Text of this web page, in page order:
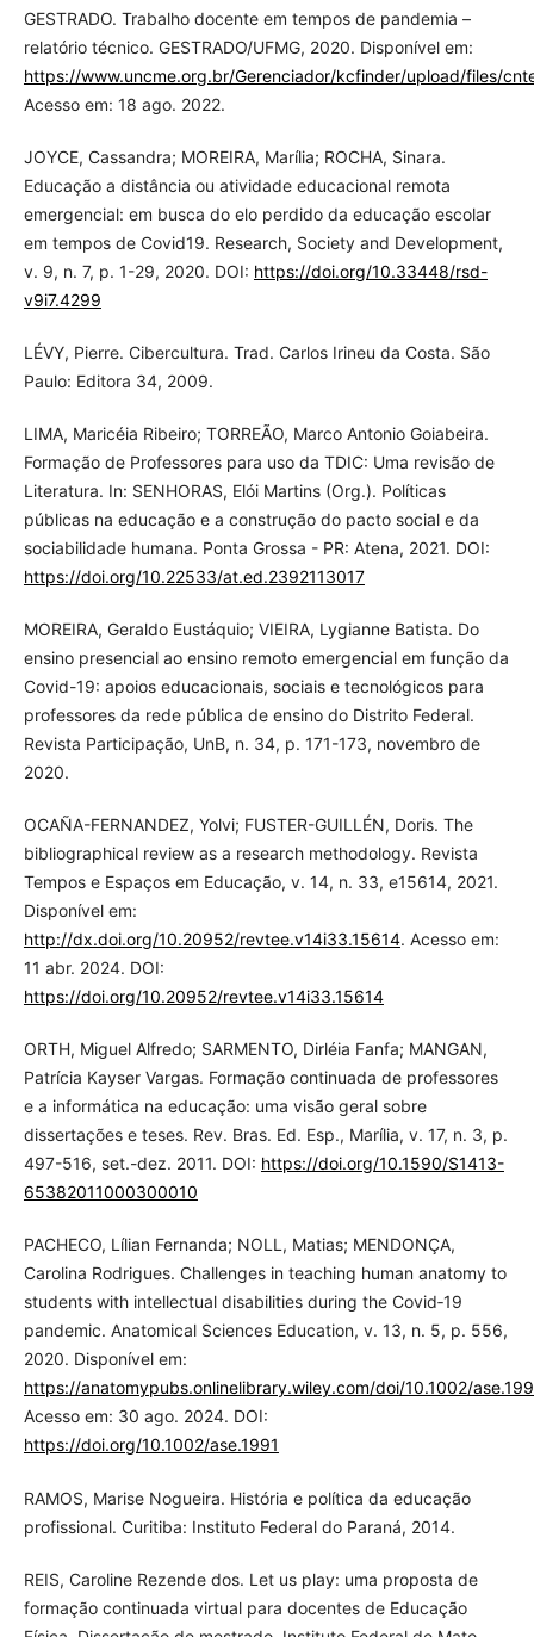
GESTRADO. Trabalho docente em tempos de pandemia –
relatório técnico. GESTRADO/UFMG, 2020. Disponível em:
https://www.uncme.org.br/Gerenciador/kcfinder/upload/files/
Acesso em: 18 ago. 2022.
JOYCE, Cassandra; MOREIRA, Marília; ROCHA, Sinara.
Educação a distância ou atividade educacional remota
emergencial: em busca do elo perdido da educação escolar
em tempos de Covid19. Research, Society and Development,
v. 9, n. 7, p. 1-29, 2020. DOI: https://doi.org/10.33448/rsd-
v9i7.4299
LÉVY, Pierre. Cibercultura. Trad. Carlos Irineu da Costa. São
Paulo: Editora 34, 2009.
LIMA, Maricéia Ribeiro; TORREÃO, Marco Antonio Goiabeira.
Formação de Professores para uso da TDIC: Uma revisão de
Literatura. In: SENHORAS, Elói Martins (Org.). Políticas
públicas na educação e a construção do pacto social e da
sociabilidade humana. Ponta Grossa - PR: Atena, 2021. DOI:
https://doi.org/10.22533/at.ed.2392113017
MOREIRA, Geraldo Eustáquio; VIEIRA, Lygianne Batista. Do
ensino presencial ao ensino remoto emergencial em função da
Covid-19: apoios educacionais, sociais e tecnológicos para
professores da rede pública de ensino do Distrito Federal.
Revista Participação, UnB, n. 34, p. 171-173, novembro de
2020.
OCAÑA-FERNANDEZ, Yolvi; FUSTER-GUILLÉN, Doris. The
bibliographical review as a research methodology. Revista
Tempos e Espaços em Educação, v. 14, n. 33, e15614, 2021.
Disponível em:
http://dx.doi.org/10.20952/revtee.v14i33.15614. Acesso em:
11 abr. 2024. DOI:
https://doi.org/10.20952/revtee.v14i33.15614
ORTH, Miguel Alfredo; SARMENTO, Dirléia Fanfa; MANGAN,
Patrícia Kayser Vargas. Formação continuada de professores
e a informática na educação: uma visão geral sobre
dissertações e teses. Rev. Bras. Ed. Esp., Marília, v. 17, n. 3, p.
497-516, set.-dez. 2011. DOI: https://doi.org/10.1590/S1413-
65382011000300010
PACHECO, Lílian Fernanda; NOLL, Matias; MENDONÇA,
Carolina Rodrigues. Challenges in teaching human anatomy to
students with intellectual disabilities during the Covid‐19
pandemic. Anatomical Sciences Education, v. 13, n. 5, p. 556,
2020. Disponível em:
https://anatomypubs.onlinelibrary.wiley.com/doi/10.1002/
Acesso em: 30 ago. 2024. DOI:
https://doi.org/10.1002/ase.1991
RAMOS, Marise Nogueira. História e política da educação
profissional. Curitiba: Instituto Federal do Paraná, 2014.
REIS, Caroline Rezende dos. Let us play: uma proposta de
formação continuada virtual para docentes de Educação